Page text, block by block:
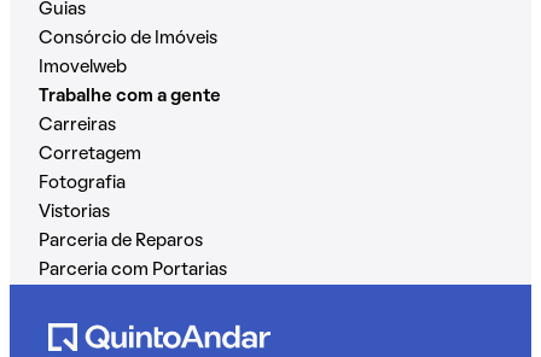
Guias
Consórcio de Imóveis
Imovelweb
Trabalhe com a gente
Carreiras
Corretagem
Fotografia
Vistorias
Parceria de Reparos
Parceria com Portarias